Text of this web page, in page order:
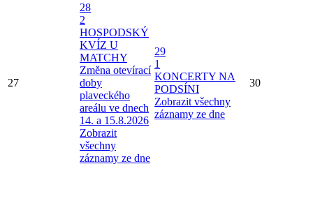
27
28
2
HOSPODSKÝ
KVÍZ U
MATCHY
Změna otevírací
doby
plaveckého
areálu ve dnech
14. a 15.8.2026
Zobrazit
všechny
záznamy ze dne
29
1
KONCERTY NA
PODSÍNI
Zobrazit všechny
záznamy ze dne
30